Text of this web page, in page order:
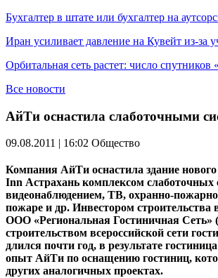
Бухгалтер в штате или бухгалтер на
Иран усиливает давление на Кувейт из-за
Орбитальная сеть растет: число спутников
Все новости
АйТи оснастила слаботочными
09.08.2011 | 16:02 Общество
Компания АйТи оснастила здание
Inn Астрахань комплексом
видеонаблюдением, ТВ, охранно-
пожаре и др. Инвестором
ООО «Региональная Гостиничная
строительством всероссийской сети
длился почти год, в результате
опыт АйТи по оснащению гостиниц,
других аналогичных проектах.